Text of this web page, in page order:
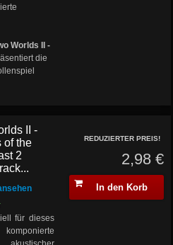
Worlds II -
die
II -
of the
2
für dieses
REDUZIERTER PREIS!
2,98 €
In den Korb